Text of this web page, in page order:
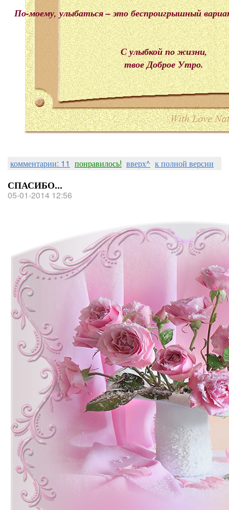
По-моему, улыбаться – это беспроигрышный
С улыбкой по жизни,
твое Доброе Утро.
комментарии: 11 понравилось! вверх^ к полной версии
СПАСИБО...
05-01-2014 12:56